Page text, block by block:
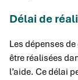
Délai de
Les dépenses
être réalisées
l’aide. Ce délai